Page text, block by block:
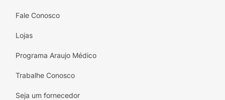
Fale Conosco
Lojas
Programa Araujo Médico
Trabalhe Conosco
Seja um fornecedor